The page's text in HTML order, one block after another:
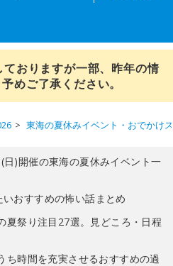
おりますが一部、昨年の情
めご了承ください。
東海の夏休みイベント・おでかけ
)開催の東海の夏休みイベント一
いおすすめの怖い話まとめ
夏祭り注目27選。見どころ・日程
ち時間を充実させるおすすめの過